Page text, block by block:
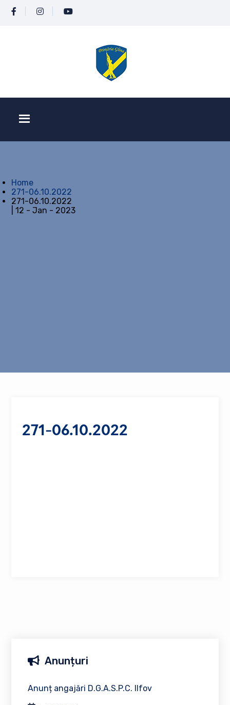
Home
271-06.10.2022
271-06.10.2022
| 12 - Jan - 2023
271-06.10.2022
Anunțuri
Anunț angajări D.G.A.S.P.C. Ilfov